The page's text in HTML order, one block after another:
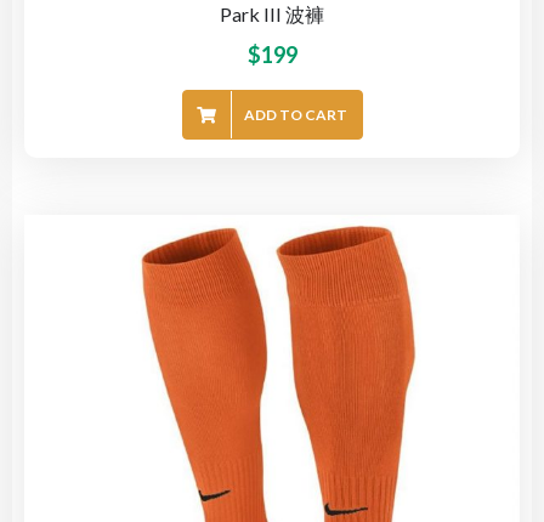
Park III 波褲
$199
ADD TO CART